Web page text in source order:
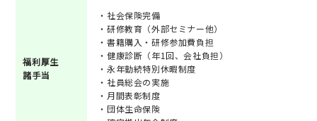
福利厚生
諸手当
・社会保険完備
・研修教育（外部セミナー他）
・書籍購入・研修参加費負担
・健康診断（年1回、会社負担）
・永年勤続特別休暇制度
・社員総会の実施
・月間表彰制度
・団体生命保険